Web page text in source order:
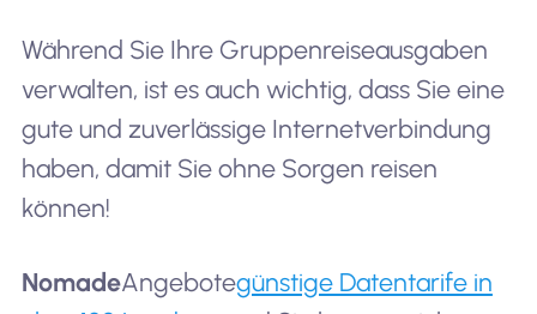
Während Sie Ihre Gruppenreiseausgaben
verwalten, ist es auch wichtig, dass Sie eine
gute und zuverlässige Internetverbindung
haben, damit Sie ohne Sorgen reisen
können!
NomadeAngebotegünstige Datentarife in